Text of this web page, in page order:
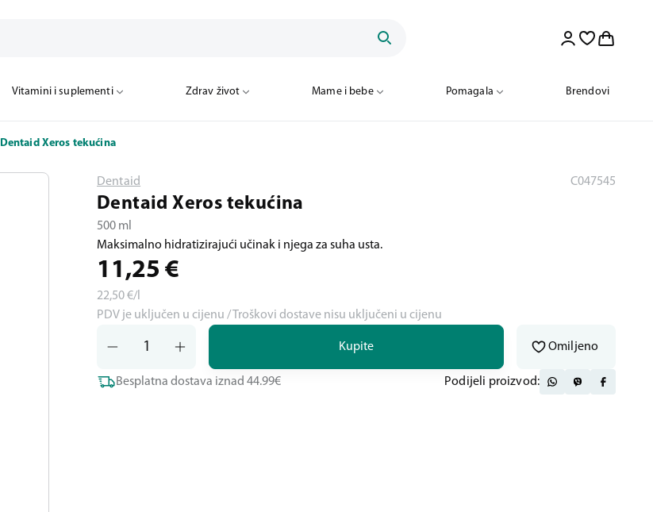
Vitamini i suplementi Zdrav život Mame i bebe Pomagala Brendovi
Dentaid Xeros tekućina
Dentaid C047545
Dentaid Xeros tekućina
500 ml
Maksimalno hidratizirajući učinak i njega za suha usta.
11,25 €
22,50€/l
PDV je uključen u cijenu / Troškovi dostave nisu uključeni u cijenu
Kupite Omiljeno
Besplatna dostava iznad 44.99€ Podijeli proizvod: